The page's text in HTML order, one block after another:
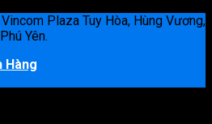
Plaza Tuy Hòa, Hùng Vương,
Yên.
Hàng